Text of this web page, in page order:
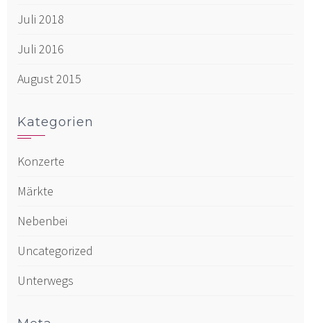
Juli 2018
Juli 2016
August 2015
Kategorien
Konzerte
Märkte
Nebenbei
Uncategorized
Unterwegs